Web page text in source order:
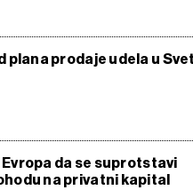
plana prodaje udela u
Evropa da se suprotstavi
na privatni kapital